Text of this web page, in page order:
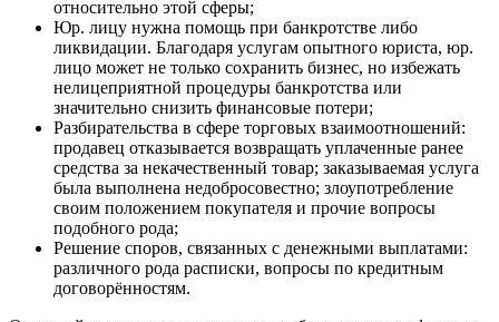
относительно этой сферы;
Юр. лицу нужна помощь при банкротстве либо
ликвидации. Благодаря услугам опытного юриста, юр.
лицо может не только сохранить бизнес, но избежать
нелицеприятной процедуры банкротства или
значительно снизить финансовые потери;
Разбирательства в сфере торговых взаимоотношений:
продавец отказывается возвращать уплаченные ранее
средства за некачественный товар; заказываемая услуга
была выполнена недобросовестно; злоупотребление
своим положением покупателя и прочие вопросы
подобного рода;
Решение споров, связанных с денежными выплатами:
различного рода расписки, вопросы по кредитным
договорённостям.